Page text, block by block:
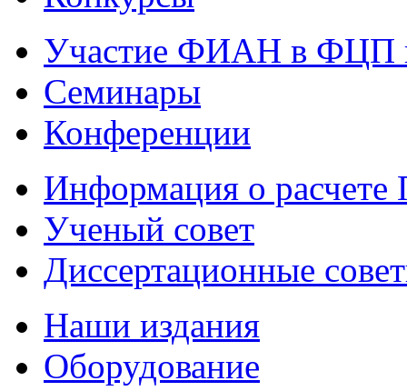
Участие ФИАН в ФЦП
Семинары
Конференции
Информация о
Ученый совет
Диссертационные
Наши издания
Оборудование